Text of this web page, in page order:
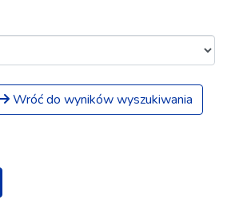
Wróć do wyników wyszukiwania